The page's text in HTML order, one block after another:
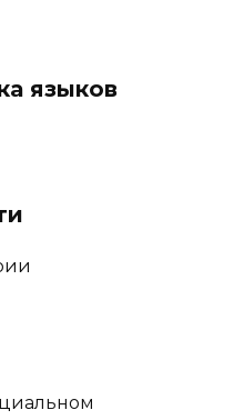
языков